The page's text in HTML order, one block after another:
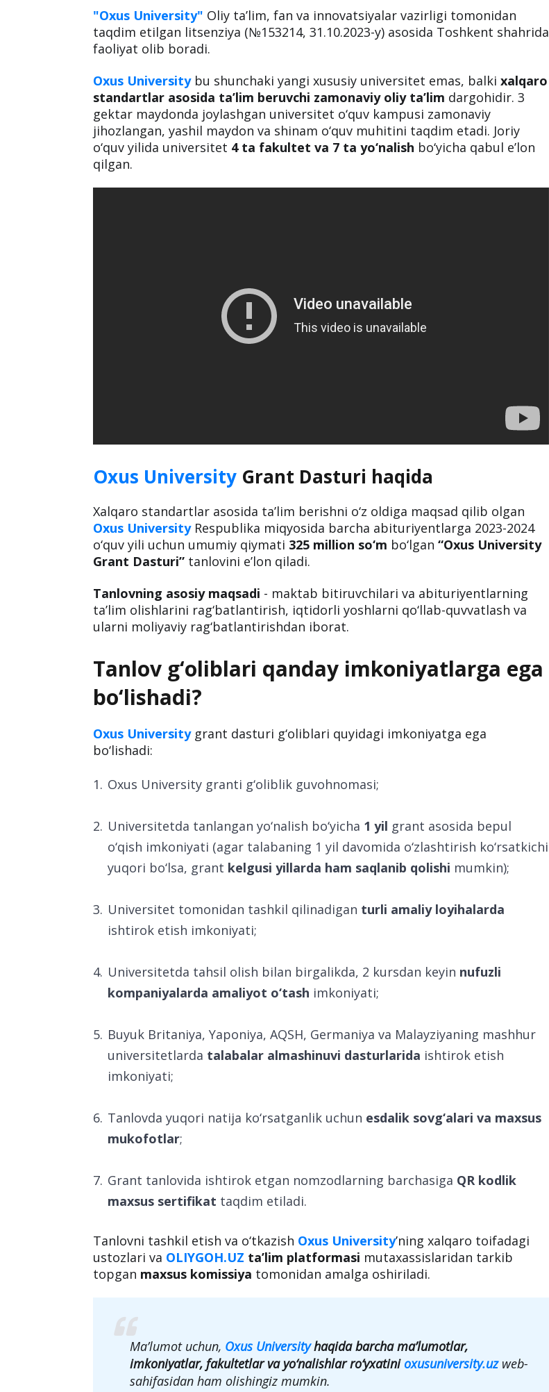
"Oxus University" Oliy taʼlim, fan va innovatsiyalar vazirligi tomonidan
taqdim etilgan litsenziya (№153214, 31.10.2023-y) asosida Toshkent shahrida
faoliyat olib boradi.
Oxus Universitybu shunchaki yangi xususiy universitet emas, balkixalqaro
standartlar asosida ta’lim beruvchi zamonaviy oliy ta’lim dargohidir. 3
gektar maydonda joylashgan universitet o‘quv kampusi zamonaviy
jihozlangan, yashil maydon va shinam o‘quv muhitini taqdim etadi. Joriy
o‘quv yilida universitet 4 ta fakultet va 7 ta yo‘nalish bo‘yicha qabul e’lon
qilgan.
Oxus University Grant Dasturi haqida
Xalqaro standartlar asosida ta’lim berishni o‘z oldiga maqsad qilib olgan
Oxus UniversityRespublika miqyosida barcha abituriyentlarga 2023-2024
o‘quv yili uchun umumiy qiymati 325 million so‘m bo‘lgan“Oxus University
Grant Dasturi” tanlovini e’lon qiladi.
Tanlovning asosiy maqsadi - maktab bitiruvchilari va abituriyentlarning
ta’lim olishlarini rag‘batlantirish, iqtidorli yoshlarni qo‘llab-quvvatlash va
ularni moliyaviy rag‘batlantirishdan iborat.
Tanlov g‘oliblari qanday imkoniyatlarga ega
bo‘lishadi?
Oxus Universitygrant dasturi g‘oliblari quyidagi imkoniyatga ega
bo‘lishadi:
Oxus University granti g‘oliblik guvohnomasi;
Universitetda tanlangan yo‘nalish bo‘yicha 1 yil grant asosida bepul
o‘qish imkoniyati (agar talabaning 1 yil davomida o‘zlashtirish ko‘rsatkichi
yuqori bo‘lsa, grant kelgusi yillarda ham saqlanib qolishi mumkin);
Universitet tomonidan tashkil qilinadigan turli amaliy loyihalarda
ishtirok etish imkoniyati;
Universitetda tahsil olish bilan birgalikda, 2 kursdan keyin nufuzli
kompaniyalarda amaliyot o‘tash imkoniyati;
Buyuk Britaniya, Yaponiya, AQSH, Germaniya va Malayziyaning mashhur
universitetlarda talabalar almashinuvi dasturlarida ishtirok etish
imkoniyati;
Tanlovda yuqori natija ko‘rsatganlik uchun esdalik sovg‘alari va maxsus
mukofotlar;
Grant tanlovida ishtirok etgan nomzodlarning barchasiga QR kodlik
maxsus sertifikat taqdim etiladi.
Tanlovni tashkil etish va o‘tkazish Oxus University’ning xalqaro toifadagi
ustozlari va OLIYGOH.UZ ta’lim platformasi mutaxassislaridan tarkib
topgan maxsus komissiya tomonidan amalga oshiriladi.
Ma’lumot uchun, Oxus Universityhaqidabarcha ma’lumotlar,
imkoniyatlar, fakultetlar va yo‘nalishlar ro‘yxatini oxusuniversity.uz web-
sahifasidan ham olishingiz mumkin.